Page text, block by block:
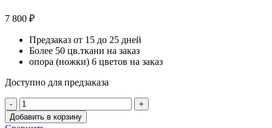
7 800 ₽
Предзаказ от 15 до 25 дней
Более 50 цв.ткани на заказ
опора (ножки) 6 цветов на заказ
Доступно для предзаказа
Количество
товара
Стул
Добавить в корзину